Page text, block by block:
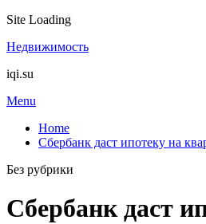
Site Loading
Skip
content
Недвижимость
iqi.su
Menu
Home
Сбербанк даст ипотеку на
Без рубрики
Сбербанк даст